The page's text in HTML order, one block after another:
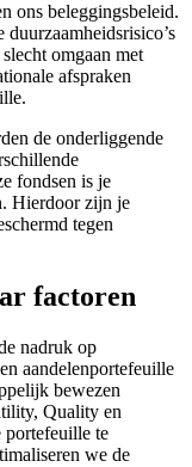
ons beleggingsbeleid.
omgaan met
afspraken
de onderliggende
fondsen is je
Hierdoor zijn je
tegen
factoren
nadruk op
aandelenportefeuille
bewezen
Quality en
portefeuille te
we de